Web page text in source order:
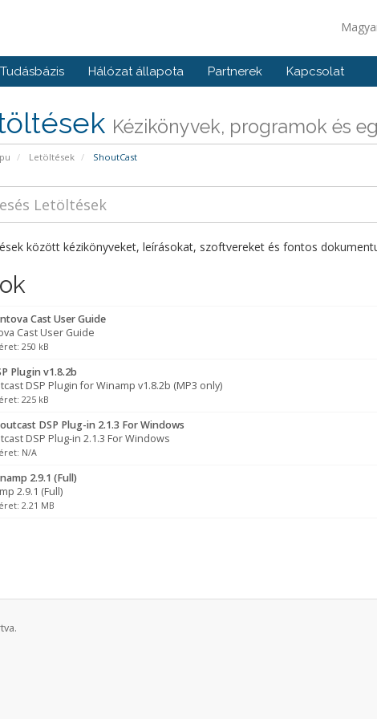
Tudásbázis Hálózat állapota Partnerek Kapcsolat
Kézikönyvek, programok és
Letöltések ShoutCast
között kézikönyveket, leírásokat, szoftvereket és fontos
Cast User Guide
Cast User Guide
250 kB
Plugin v1.8.2b
DSP Plugin for Winamp v1.8.2b (MP3 only)
225 kB
DSP Plug-in 2.1.3 For Windows
DSP Plug-in 2.1.3 For Windows
N/A
2.9.1 (Full)
2.9.1 (Full)
2.21 MB